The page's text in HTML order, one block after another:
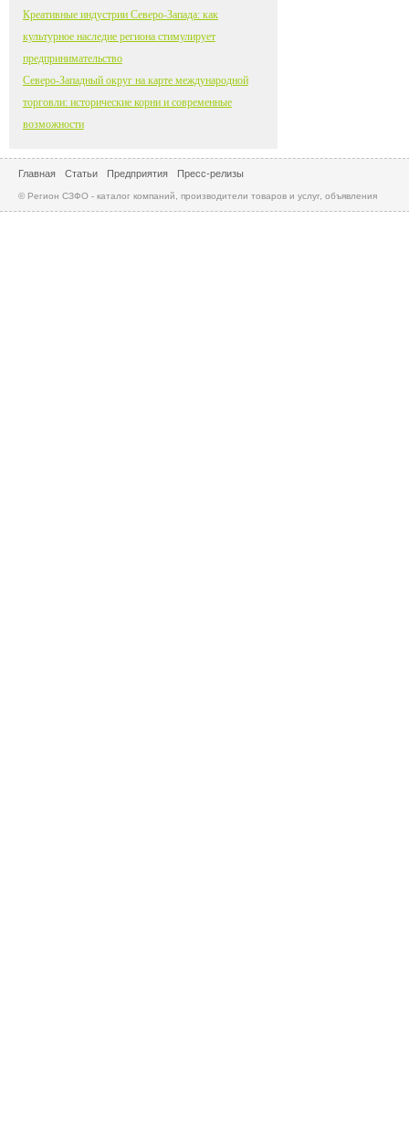
Креативные индустрии Северо-Запада: как
культурное наследие региона стимулирует
предпринимательство
Северо-Западный округ на карте международной
торговли: исторические корни и современные
возможности
Главная Статьи Предприятия Пресс-релизы
© Регион СЗФО - каталог компаний, производители товаров и услуг, объявления